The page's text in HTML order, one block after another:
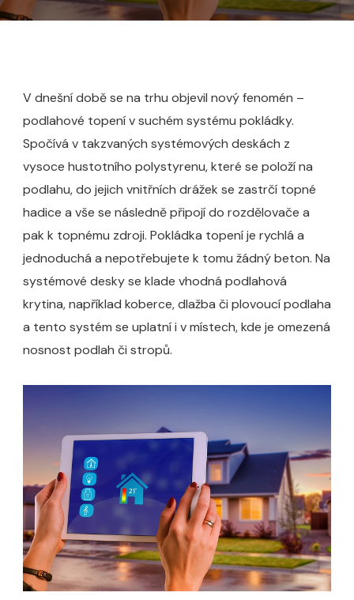
V dnešní době se na trhu objevil nový fenomén –
podlahové topení v suchém systému pokládky.
Spočívá v takzvaných systémových deskách z
vysoce hustotního polystyrenu, které se položí na
podlahu, do jejich vnitřních drážek se zastrčí topné
hadice a vše se následně připojí do rozdělovače a
pak k topnému zdroji. Pokládka topení je rychlá a
jednoduchá a nepotřebujete k tomu žádný beton. Na
systémové desky se klade vhodná podlahová
krytina, například koberce, dlažba či plovoucí podlaha
a tento systém se uplatní i v místech, kde je omezená
nosnost podlah či stropů.